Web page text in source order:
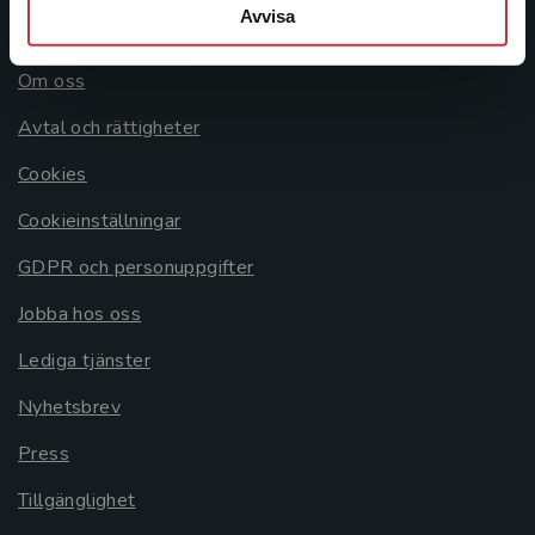
Avvisa
Om oss
Avtal och rättigheter
Cookies
Cookieinställningar
GDPR och personuppgifter
Jobba hos oss
Lediga tjänster
Nyhetsbrev
Press
Tillgänglighet